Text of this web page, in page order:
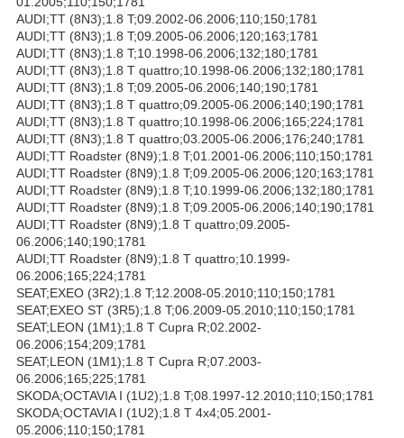
AUDI;TT (8N3);1.8 T;09.2002-06.2006;110;150;1781
AUDI;TT (8N3);1.8 T;09.2005-06.2006;120;163;1781
AUDI;TT (8N3);1.8 T;10.1998-06.2006;132;180;1781
AUDI;TT (8N3);1.8 T quattro;10.1998-06.2006;132;180;1781
AUDI;TT (8N3);1.8 T;09.2005-06.2006;140;190;1781
AUDI;TT (8N3);1.8 T quattro;09.2005-06.2006;140;190;1781
AUDI;TT (8N3);1.8 T quattro;10.1998-06.2006;165;224;1781
AUDI;TT (8N3);1.8 T quattro;03.2005-06.2006;176;240;1781
AUDI;TT Roadster (8N9);1.8 T;01.2001-06.2006;110;150;1781
AUDI;TT Roadster (8N9);1.8 T;09.2005-06.2006;120;163;1781
AUDI;TT Roadster (8N9);1.8 T;10.1999-06.2006;132;180;1781
AUDI;TT Roadster (8N9);1.8 T;09.2005-06.2006;140;190;1781
AUDI;TT Roadster (8N9);1.8 T quattro;09.2005-
06.2006;140;190;1781
AUDI;TT Roadster (8N9);1.8 T quattro;10.1999-
06.2006;165;224;1781
SEAT;EXEO (3R2);1.8 T;12.2008-05.2010;110;150;1781
SEAT;EXEO ST (3R5);1.8 T;06.2009-05.2010;110;150;1781
SEAT;LEON (1M1);1.8 T Cupra R;02.2002-
06.2006;154;209;1781
SEAT;LEON (1M1);1.8 T Cupra R;07.2003-
06.2006;165;225;1781
SKODA;OCTAVIA I (1U2);1.8 T;08.1997-12.2010;110;150;1781
SKODA;OCTAVIA I (1U2);1.8 T 4x4;05.2001-
05.2006;110;150;1781